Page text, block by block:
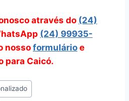
através do (24)
(24) 99935-
nosso formulário e
para Caicó.